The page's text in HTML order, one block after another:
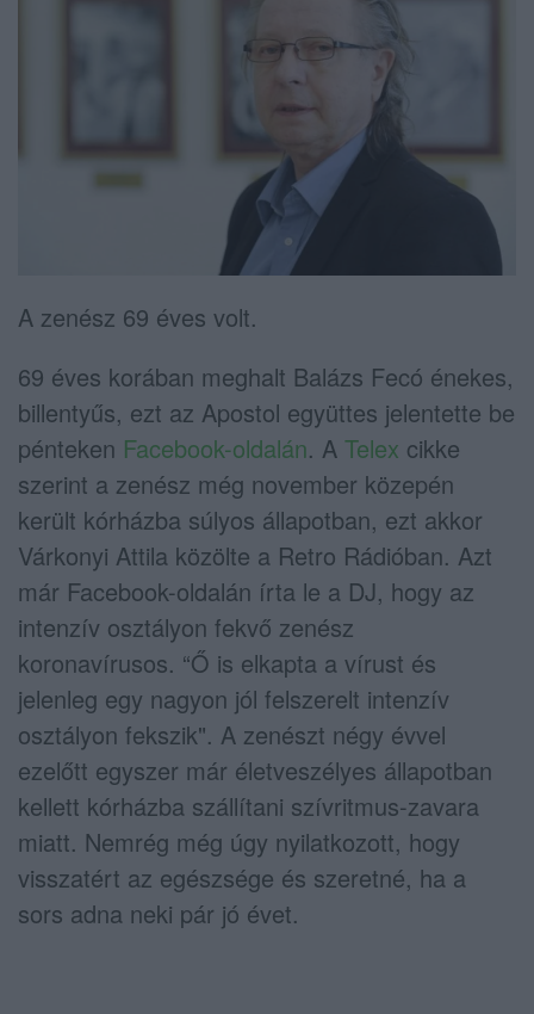
A zenész 69 éves volt.
69 éves korában meghalt Balázs Fecó énekes,
billentyűs, ezt az Apostol együttes jelentette be
pénteken Facebook-oldalán. A Telex cikke
szerint a zenész még november közepén
került kórházba súlyos állapotban, ezt akkor
Várkonyi Attila közölte a Retro Rádióban. Azt
már Facebook-oldalán írta le a DJ, hogy az
intenzív osztályon fekvő zenész
koronavírusos. “Ő is elkapta a vírust és
jelenleg egy nagyon jól felszerelt intenzív
osztályon fekszik". A zenészt négy évvel
ezelőtt egyszer már életveszélyes állapotban
kellett kórházba szállítani szívritmus-zavara
miatt. Nemrég még úgy nyilatkozott, hogy
visszatért az egészsége és szeretné, ha a
sors adna neki pár jó évet.